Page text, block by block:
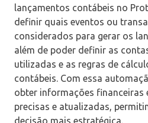
lançamentos contábeis no
definir quais eventos ou
considerados para gerar os
além de poder definir as
utilizadas e as regras de
contábeis. Com essa
obter informações financeiras
precisas e atualizadas,
decisão mais estratégica.